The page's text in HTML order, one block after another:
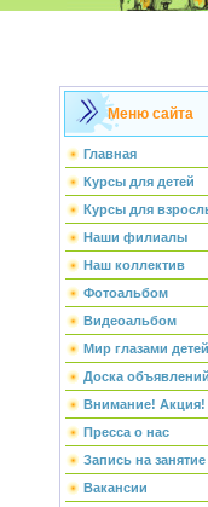
Меню сайта
Главная
Курсы для детей
Курсы для
Наши филиалы
Наш коллектив
Фотоальбом
Видеоальбом
Мир глазами детей
Доска объявлений
Внимание! Акция!
Пресса о нас
Запись на занятие
Вакансии